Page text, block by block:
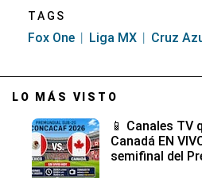
TAGS
Fox One Liga MX Cruz
LO MÁS VISTO
📱 Canales
Canadá EN
semifinal del